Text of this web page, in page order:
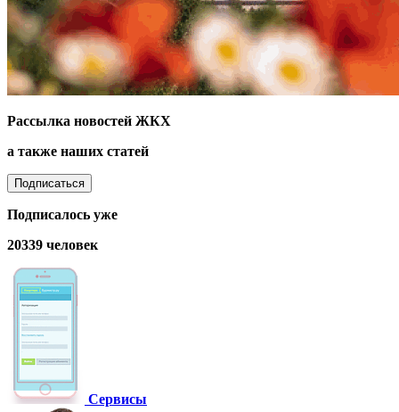
Рассылка новостей ЖКХ
а также наших статей
Подписаться
Подписалось уже
20339 человек
Сервисы